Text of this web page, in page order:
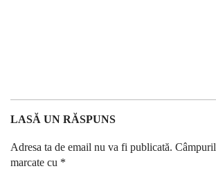
LASĂ UN RĂSPUNS
Adresa ta de email nu va fi publicată.
marcate cu *